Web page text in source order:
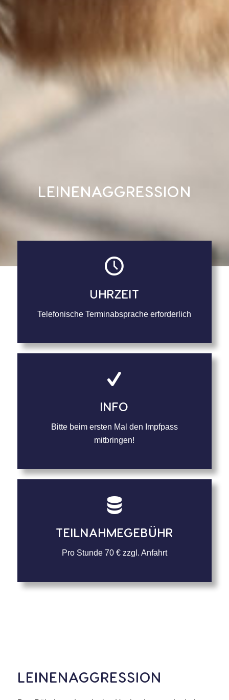
LEINENAGGRESSION
UHRZEIT
Telefonische Terminabsprache erforderlich
INFO
Bitte beim ersten Mal den Impfpass
mitbringen!
TEILNAHMEGEBÜHR
Pro Stunde 70 € zzgl. Anfahrt
LEINENAGGRESSION